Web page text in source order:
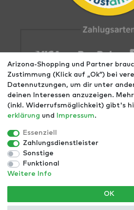
Impressum AGB Datenschutz
*Alle Preise inkl. ges. MwSt. zzgl.
Copyright 2021 | Alle
Arizona-Shopping und Partner
Zustimmung (Klick auf „Ok”) bei
Datennutzungen, um dir unter
deinen Interessen anzuzeigen.
(inkl. Widerrufsmöglichkeit) gibt's
erklärung und Impressum.
Essenziell
Zahlungsdienstleister
Sonstige
Funktional
Weitere Info
OK